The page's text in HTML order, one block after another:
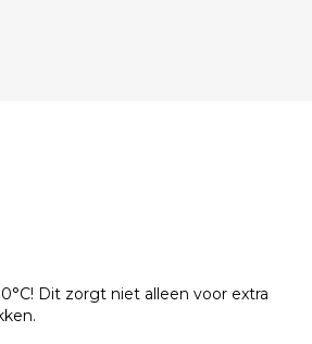
Dit zorgt niet alleen voor extra